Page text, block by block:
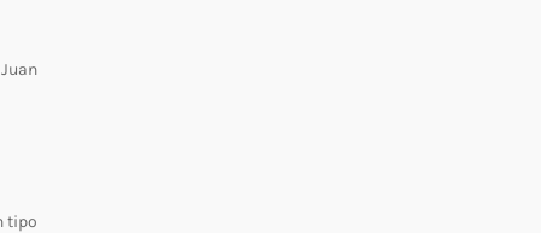
tipo